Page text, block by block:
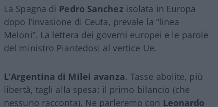
La Spagna di Pedro Sanchez isolata in Europa
dopo l’invasione di Ceuta, prevale la “linea
Meloni”. La lettera dei governi europei e le parole
del ministro Piantedosi al vertice Ue.
L’Argentina di Milei avanza. Tasse abolite, più
libertà, tagli alla spesa: il primo bilancio (che
nessuno racconta). Ne parleremo con Leonardo